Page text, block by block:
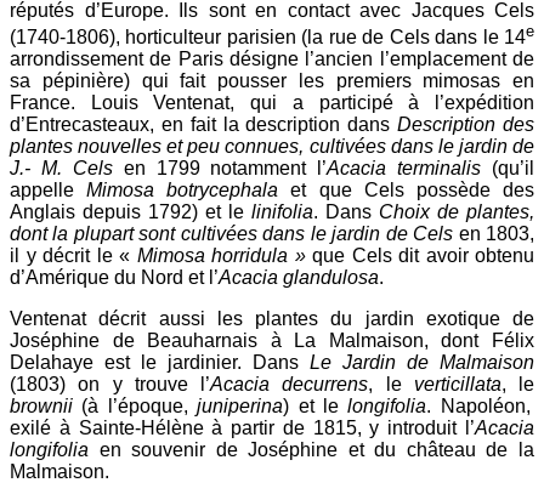
réputés d’Europe. Ils sont en contact avec Jacques Cels
(1740-1806), horticulteur parisien (la rue de Cels dans le 14e
arrondissement de Paris désigne l’ancien l’emplacement de
sa pépinière) qui fait pousser les premiers mimosas en
France. Louis Ventenat, qui a participé à l’expédition
d’Entrecasteaux, en fait la description dansDescription des
plantes nouvelles et peu connues, cultivées dans le jardin de
J.- M. Celsen 1799 notamment l’Acacia terminalis (qu’il
appelleMimosa botrycephala et que Cels possède des
Anglais depuis 1792) et le linifolia. Dans Choix de plantes,
dont la plupart sont cultivées dans le jardin de Cels en 1803,
il y décrit le « Mimosa horridula » que Cels dit avoir obtenu
d’Amérique du Nord et l’Acacia glandulosa.
Ventenat décrit aussi les plantes du jardin exotique de
Joséphine de Beauharnais à La Malmaison, dont Félix
Delahaye est le jardinier. Dans Le Jardin de Malmaison
(1803) on y trouve l’Acacia decurrens, le verticillata, le
brownii (à l’époque,juniperina) et lelongifolia. Napoléon,
exilé à Sainte-Hélène à partir de 1815, y introduit l’Acacia
longifolia en souvenir de Joséphine et du château de la
Malmaison.